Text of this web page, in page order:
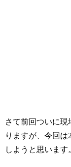
さて前回ついに
りますが、今回
しようと思います